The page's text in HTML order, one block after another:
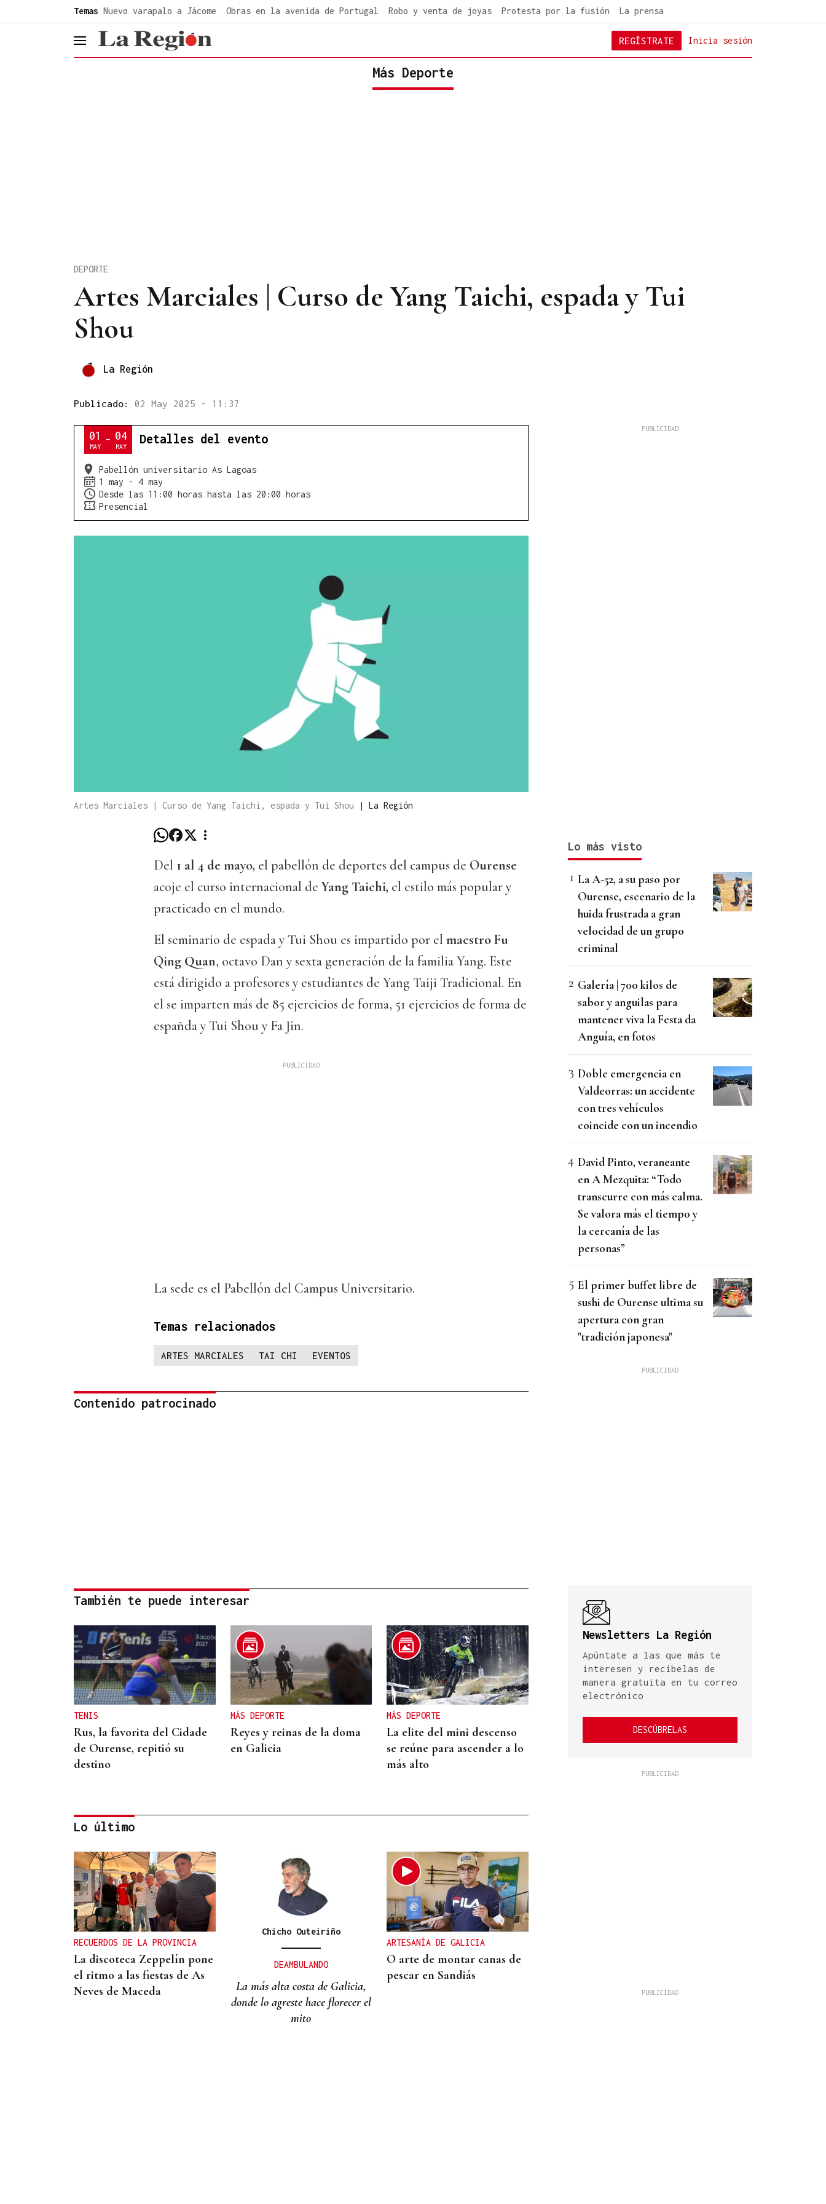
Temas Nuevo varapalo a Jácome Obras en la avenida de Portugal Robo y venta de joyas Protesta por la fusión La prensa
header.menu.open Inicia sesión
REGÍSTRATE
Más Deporte
Artes Marciales | Curso de Yang Taichi, espada y Tui
Shou
DEPORTE
La Región
Publicado: 02 May 2025 - 11:37
01
MAY
- 04
MAY
Detalles del evento
Pabellón universitario As Lagoas
1 may - 4 may
Desde las 11:00 horas hasta las 20:00 horas
Presencial
Artes Marciales | Curso de Yang Taichi, espada y Tui Shou | La Región
Del 1 al 4 de mayo, el pabellón de deportes del campus de Ourense
acoje el curso internacional de Yang Taichi, el estilo más popular y
practicado en el mundo.
El seminario de espada y Tui Shou es impartido por el maestro Fu
Qing Quan, octavo Dan y sexta generación de la familia Yang. Este
está dirigido a profesores y estudiantes de Yang Taiji Tradicional. En
el se imparten más de 85 ejercicios de forma, 51 ejercicios de forma de
españda y Tui Shou y Fa Jin.
La sede es el Pabellón del Campus Universitario.
Temas relacionados
ARTES MARCIALES TAI CHI EVENTOS
Contenido patrocinado
También te puede interesar
TENIS
Rus, la favorita del Cidade
de Ourense, repitió su
destino
MÁS DEPORTE
Reyes y reinas de la doma
en Galicia
MÁS DEPORTE
La elite del mini descenso
se reúne para ascender a lo
más alto
SUB-10 FEMENINA
La ourensana Anna Soares
roza el podio del
Campeonato de España de
Ajedrez
Lo último
RECUERDOS DE LA PROVINCIA
La discoteca Zeppelín pone
el ritmo a las fiestas de As
Neves de Maceda
Chicho Outeiriño
DEAMBULANDO
La más alta costa de Galicia,
donde lo agreste hace florecer el
mito
ARTESANÍA DE GALICIA
O arte de montar canas de
pescar en Sandiás
Lo más visto
La A-52, a su paso por
Ourense, escenario de la
huida frustrada a gran
velocidad de un grupo
criminal
Galería | 700 kilos de
sabor y anguilas para
mantener viva la Festa da
Anguía, en fotos
Doble emergencia en
Valdeorras: un accidente
con tres vehículos
coincide con un incendio
David Pinto, veraneante
en A Mezquita: “Todo
transcurre con más calma.
Se valora más el tiempo y
la cercanía de las
personas”
El primer buffet libre de
sushi de Ourense ultima su
apertura con gran
"tradición japonesa"
Newsletters La Región
Apúntate a las que más te
interesen y recíbelas de
manera gratuita en tu correo
electrónico
DESCÚBRELAS